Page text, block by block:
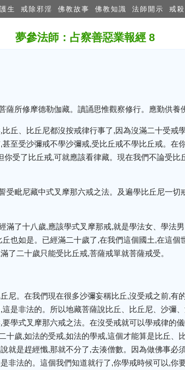
生 戒除邪淫 佛教故事 佛教知識 法師開示 戒
夢參法師：占察善惡業報經 8
薩所修摩德勒伽藏。讀誦思惟觀察修行。應勤供養
丘、比丘尼都沒按戒律行事了,因為沒滿二十受戒
至受沙彌戒不學沙彌戒,受比丘戒不學比丘戒。在
你受了比丘戒,可就應該看律藏。現在我們不論受
受毗尼藏中式叉摩那六戒之法。及遍學比丘尼一
滿了十八歲,應該學式叉摩那戒,就是學法女、學法
也如是。已經滿二十歲了,在我們這個國土,在這個
了二十歲只能受比丘戒,菩薩戒單就菩薩戒受。
尼。在我們現在很多沙彌妄稱比丘,沒受戒之前,有
是非法的。所以地藏菩薩說比丘、比丘尼、沙彌
學式叉摩那六戒之法。在沒受戒就可以學戒律的
十歲,如法的受戒,如法的學戒,這個才能算是比丘、
就是趕經懺,那就不分了,去湊僧數。因為做佛事必
非法的。這個我們知道就行了,你學戒時候可以,你